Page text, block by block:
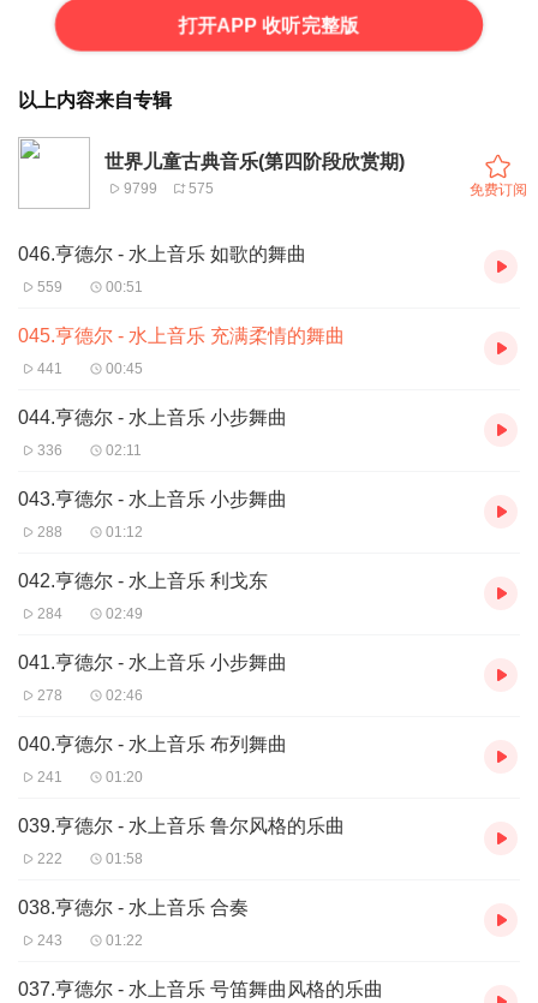
打开APP 收听完整版
以上内容来自专辑
世界儿童古典音乐(第四阶段欣赏期)
9799 575 免费订阅
046.亨德尔 - 水上音乐 如歌的舞曲
559 00:51
045.亨德尔 - 水上音乐 充满柔情的舞曲
441 00:45
044.亨德尔 - 水上音乐 小步舞曲
336 02:11
043.亨德尔 - 水上音乐 小步舞曲
288 01:12
042.亨德尔 - 水上音乐 利戈东
284 02:49
041.亨德尔 - 水上音乐 小步舞曲
278 02:46
040.亨德尔 - 水上音乐 布列舞曲
241 01:20
039.亨德尔 - 水上音乐 鲁尔风格的乐曲
222 01:58
038.亨德尔 - 水上音乐 合奏
243 01:22
037.亨德尔 - 水上音乐 号笛舞曲风格的乐曲